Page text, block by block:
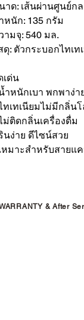
าด: เส้นผ่านศูนย์ก
หนัก: 135 กรัม
ามจุ: 540 มล.
ดุ: ตัวกระบอกไทเ
เด่น
ำหนักเบา พกพาง่า
ทเทเนียมไม่มีกลิ่น
ม่ติดกลิ่นเครื่องดื่ม
นง่าย ดีไซน์สวย
หมาะสำหรับสาย
& After